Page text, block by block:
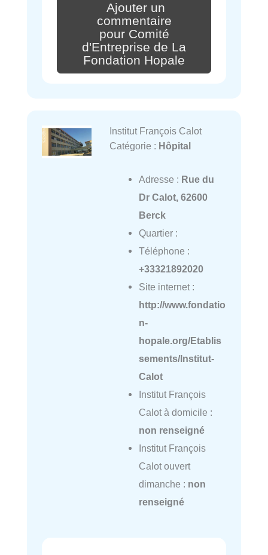
Ajouter un
commentaire
pour Comité
d'Entreprise de La
Fondation Hopale
Institut François Calot
Catégorie : Hôpital
Adresse : Rue du
Dr Calot, 62600
Berck
Quartier :
Téléphone :
+33321892020
Site internet :
http://www.fondatio
n-
hopale.org/Etablis
sements/Institut-
Calot
Institut François
Calot à domicile :
non renseigné
Institut François
Calot ouvert
dimanche : non
renseigné